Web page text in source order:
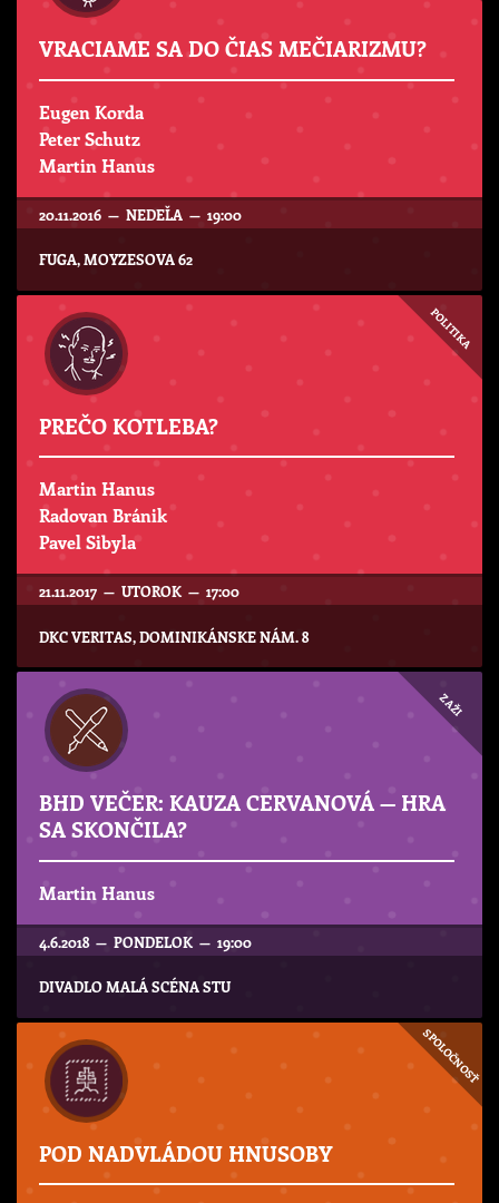
VRACIAME SA DO ČIAS MEČIARIZMU?
Eugen Korda
Peter Schutz
Martin Hanus
20.11.2016 — NEDEĽA — 19:00
FUGA, MOYZESOVA 62
POLITIKA
PREČO KOTLEBA?
Martin Hanus
Radovan Bránik
Pavel Sibyla
21.11.2017 — UTOROK — 17:00
DKC VERITAS, DOMINIKÁNSKE NÁM. 8
ZAŽI
BHD VEČER: KAUZA CERVANOVÁ — HRA
SA SKONČILA?
Martin Hanus
4.6.2018 — PONDELOK — 19:00
DIVADLO MALÁ SCÉNA STU
SPOLOČNOSŤ
POD NADVLÁDOU HNUSOBY